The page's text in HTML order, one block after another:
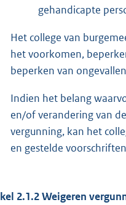
gehandicapte
Het college van
het voorkomen,
beperken van
Indien het belang
en/of verandering van
vergunning, kan het
en gestelde
2.1.2 Weigeren